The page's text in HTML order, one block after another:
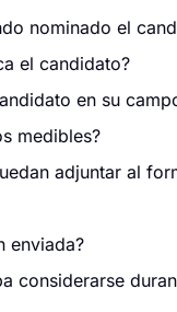
nominado el
el candidato?
en su
medibles?
adjuntar al
enviada?
considerarse